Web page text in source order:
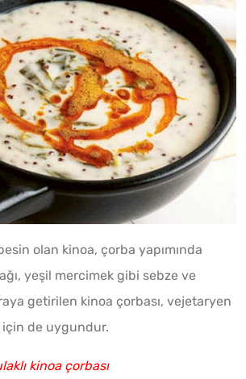
olan kinoa, çorba yapımında
yeşil mercimek gibi sebze ve
getirilen kinoa çorbası, vejetaryen
de uygundur.
kinoa çorbası